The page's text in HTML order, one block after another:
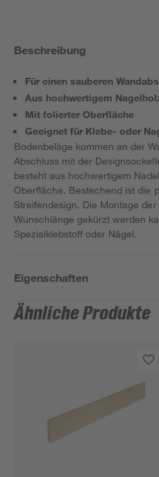
Beschreibung
Für einen sauberen
Aus hochwertigem
Mit folierter Oberfläche
Geeignet für Klebe- oder
Bodenbeläge kommen an der
Abschluss mit der
besteht aus hochwertigem
Oberfläche. Bestechend ist die
Streifendesign. Die Montage
Wunschlänge gekürzt werden
Spezialklebstoff oder Nägel.
Eigenschaften
Ähnliche Produkte